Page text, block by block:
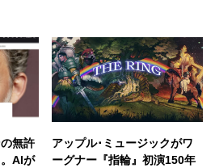
無許
AIが
アップル･ミュージックがワ
ーグナー『指輪』初演150年